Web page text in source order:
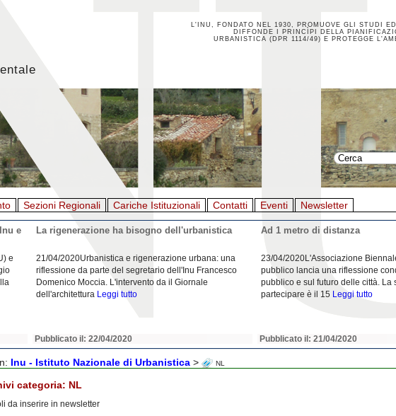
L'INU, FONDATO NEL 1930, PROMUOVE GLI STUDI
DIFFONDE I PRINCÌPI DELLA
URBANISTICA (DPR 1114/49) E PROTEGGE
Sezioni Regionali Cariche Istituzionali Contatti Eventi Newsletter
e
e
La rigenerazione ha bisogno dell'urbanistica
21/04/2020Urbanistica e rigenerazione urbana: una
riflessione da parte del segretario dell'Inu Francesco
Domenico Moccia. L'intervento da il Giornale
dell'architettura Leggi tutto
Pubblicato il: 22/04/2020
Ad 1 metro di distanza
23/04/2020L'Associazione
pubblico lancia una riflessione
pubblico e sul futuro delle città. La
partecipare è il 15 Leggi tutto
Pubblicato il: 21/04/2020
Inu - Istituto Nazionale di Urbanistica > NL
categoria: NL
da inserire in newsletter